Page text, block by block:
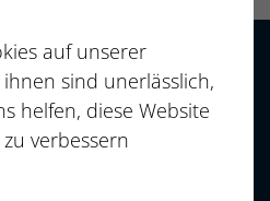
1 1 2 3 7 3 3 2 7 7
HÄUFIGE FRAGEN |
FAQ
auf unserer
sind unerlässlich,
helfen, diese Website
verbessern